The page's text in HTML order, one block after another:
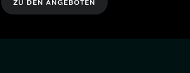
ZU DEN ANGEBOTEN